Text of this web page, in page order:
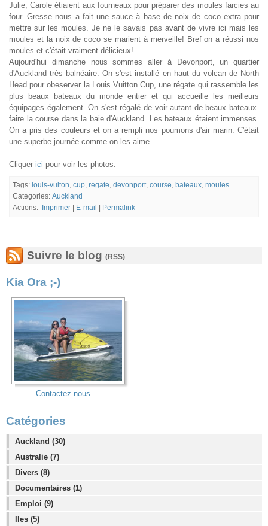
Suivre le blog (RSS)
Kia Ora ;-)
Contactez-nous
Catégories
Auckland (30)
Australie (7)
Divers (8)
Documentaires (1)
Emploi (9)
Iles (5)
Julie, Carole étiaient aux fourneaux pour préparer des moules farcies au
four. Gresse nous a fait une sauce à base de noix de coco extra pour
mettre sur les moules. Je ne le savais pas avant de vivre ici mais les
moules et la noix de coco se marient à merveille! Bref on a réussi nos
moules et c'était vraiment délicieux!
Aujourd'hui dimanche nous sommes aller à Devonport, un quartier
d'Auckland très balnéaire. On s'est installé en haut du volcan de North
Head pour obeserver la Louis Vuitton Cup, une régate qui rassemble les
plus beaux bateaux du monde entier et qui accueille les meilleurs
équipages également. On s'est régalé de voir autant de beaux bateaux
faire la course dans la baie d'Auckland. Les bateaux étaient immenses.
On a pris des couleurs et on a rempli nos poumons d'air marin. C'était
une superbe journée comme on les aime.
Cliquer ici pour voir les photos.
Tags: louis-vuiton cup regate devonport course bateaux moules
Categories: Auckland
Actions:
Imprimer E-mail Permalink